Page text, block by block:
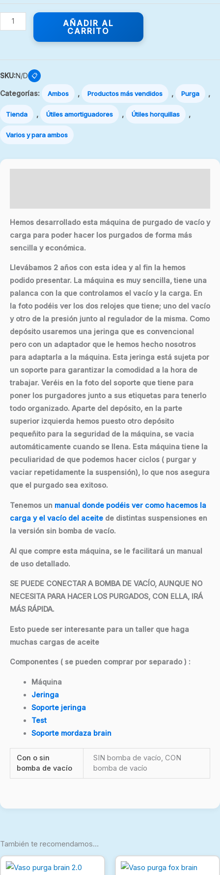
AÑADIR AL
CARRITO
SKU:N/D 📋
Categorías: Ambos , Productos más vendidos , Purga ,
Tienda , Útiles amortiguadores , Útiles horquillas ,
Varios y para ambos
Hemos desarrollado esta máquina de purgado de vacío y
carga para poder hacer los purgados de forma más
sencilla y económica.
Llevábamos 2 años con esta idea y al fin la hemos
podido presentar. La máquina es muy sencilla, tiene una
palanca con la que controlamos el vacío y la carga. En
la foto podéis ver los dos relojes que tiene; uno del vacío
y otro de la presión junto al regulador de la misma. Como
depósito usaremos una jeringa que es convencional
pero con un adaptador que le hemos hecho nosotros
para adaptarla a la máquina. Esta jeringa está sujeta por
un soporte para garantizar la comodidad a la hora de
trabajar. Veréis en la foto del soporte que tiene para
poner los purgadores junto a sus etiquetas para tenerlo
todo organizado. Aparte del depósito, en la parte
superior izquierda hemos puesto otro depósito
pequeñito para la seguridad de la máquina, se vacia
automáticamente cuando se llena. Esta máquina tiene la
peculiaridad de que podemos hacer ciclos ( purgar y
vaciar repetidamente la suspensión), lo que nos asegura
que el purgado sea exitoso.
Tenemos un manual donde podéis ver como hacemos la
carga y el vacío del aceite de distintas suspensiones en
la versión sin bomba de vacío.
Al que compre esta máquina, se le facilitará un manual
de uso detallado.
SE PUEDE CONECTAR A BOMBA DE VACÍO, AUNQUE NO
NECESITA PARA HACER LOS PURGADOS, CON ELLA, IRÁ
MÁS RÁPIDA.
Esto puede ser interesante para un taller que haga
muchas cargas de aceite
Componentes ( se pueden comprar por separado ) :
Máquina
Jeringa
Soporte jeringa
Test
Soporte mordaza brain
Con o sin
bomba de vacío
SIN bomba de vacío, CON
bomba de vacío
También te recomendamos…